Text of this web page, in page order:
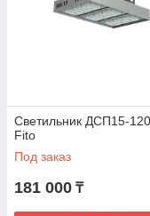
Светильник ДСП15-
Fito
Под заказ
181 000 ₸